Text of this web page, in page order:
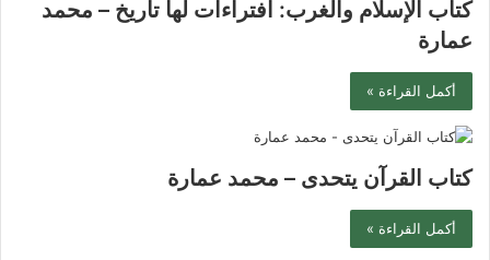
كتاب الإسلام والغرب: افتراءات لها تاريخ – محمد
عمارة
أكمل القراءة »
كتاب القرآن يتحدى – محمد عمارة
أكمل القراءة »